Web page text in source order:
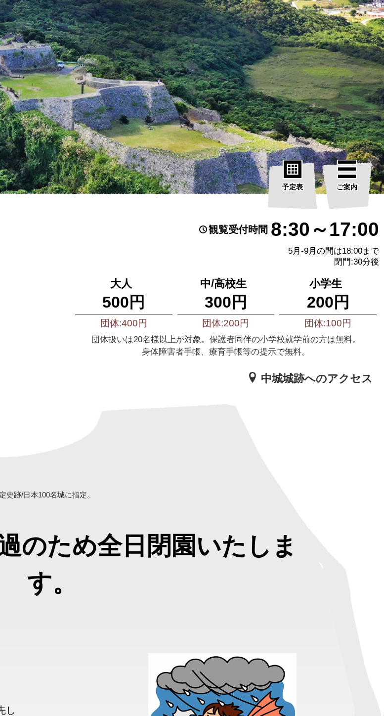
予定表 ご案内
観覧受付時間 8:30～17:00
5月-9月の間は18:00まで
閉門:30分後
大人
500円
団体:400円
中/高校生
300円
団体:200円
小学生
200円
団体:100円
団体扱いは20名様以上が対象。保護者同伴の小学校就学前の方は無料。
身体障害者手帳、療育手帳等の提示で無料。
中城城跡へのアクセス
跡/日本100名城に指定。
のため全日閉園いたしま
す。
し